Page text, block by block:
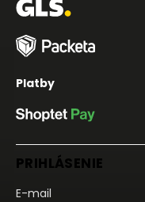
Platby
PRIHLÁSENIE
E-mail